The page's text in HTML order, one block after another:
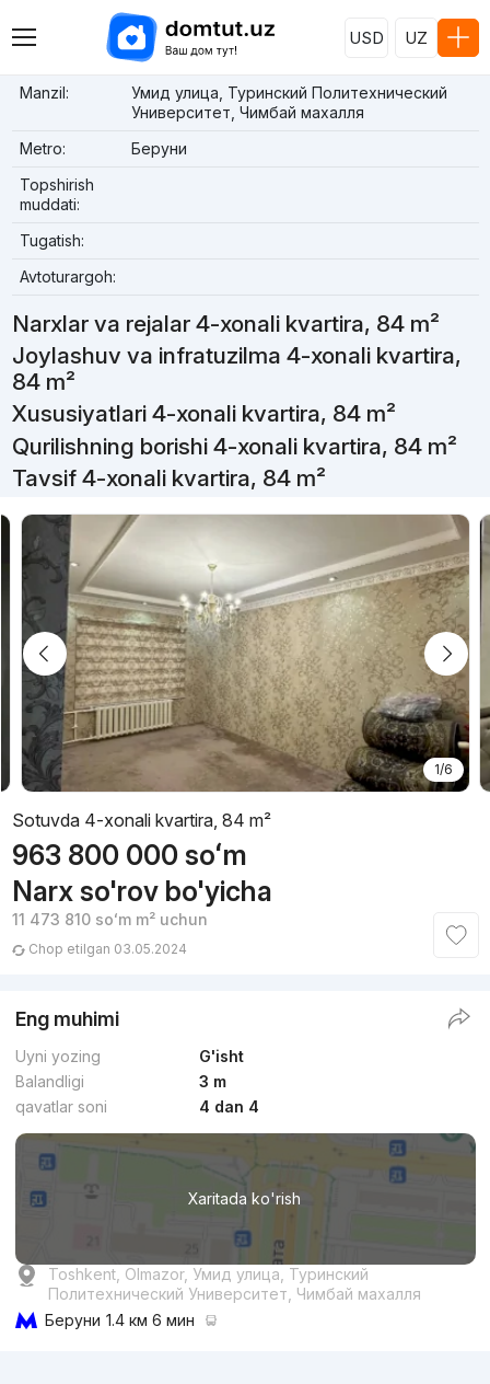
USD UZ
Manzil:
Умид улица, Туринский Политехнический
Университет, Чимбай махалля
Metro:
Беруни
Topshirish
muddati:
Tugatish:
Avtoturargoh:
Narxlar va rejalar 4-xonali kvartira, 84 m²
Joylashuv va infratuzilma 4-xonali kvartira,
84 m²
Xususiyatlari 4-xonali kvartira, 84 m²
Qurilishning borishi 4-xonali kvartira, 84 m²
Tavsif 4-xonali kvartira, 84 m²
1/6
Sotuvda 4-xonali kvartira, 84 m²
963 800 000 soʻm
Narx so'rov bo'yicha
11 473 810 soʻmm² uchun
Chop etilgan 03.05.2024
Eng muhimi
Uyni yozing
G'isht
Balandligi
3 m
qavatlar soni
4 dan 4
Xaritada ko'rish
Toshkent, Olmazor, Умид улица, Туринский
Политехнический Университет, Чимбай махалля
Беруни 1.4 км 6 мин